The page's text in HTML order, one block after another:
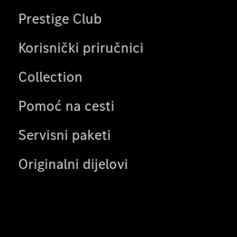
Prestige Club
Korisnički priručnici
Collection
Pomoć na cesti
Servisni paketi
Originalni dijelovi